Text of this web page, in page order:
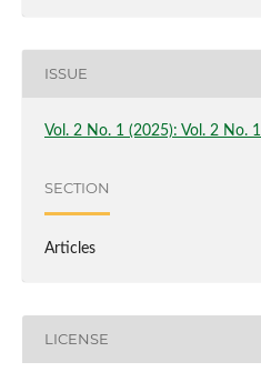
ISSUE
Vol. 2 No. 1 (2025): Vol. 2 No.
SECTION
Articles
LICENSE